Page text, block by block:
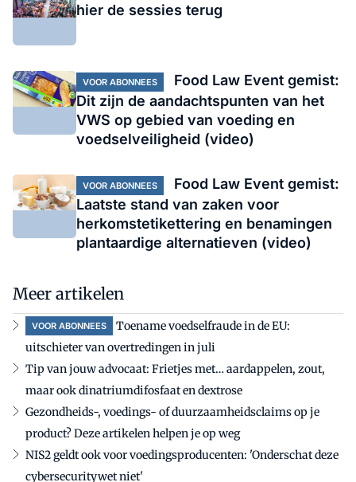
hier de sessies terug
VOOR ABONNEES
Food Law Event gemist:
Dit zijn de aandachtspunten van het
VWS op gebied van voeding en
voedselveiligheid (video)
VOOR ABONNEES
Food Law Event gemist:
Laatste stand van zaken voor
herkomstetikettering en benamingen
plantaardige alternatieven (video)
Meer artikelen
VOOR ABONNEES
Toename voedselfraude in de EU:
uitschieter van overtredingen in juli
Tip van jouw advocaat: Frietjes met… aardappelen, zout,
maar ook dinatriumdifosfaat en dextrose
Gezondheids-, voedings- of duurzaamheidsclaims op je
product? Deze artikelen helpen je op weg
NIS2 geldt ook voor voedingsproducenten: 'Onderschat deze
cybersecuritywet niet'